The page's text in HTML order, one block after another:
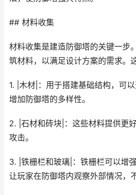
## 材料收集
材料收集是建造防御塔的关键一步
筑材料，以满足设计方案的需求。
1. |木材|：用于搭建基础结构，可以
增加防御塔的多样性。
2. |石材和砖块|：这些材料提供更
攻击。
3. |铁栅栏和玻璃|：铁栅栏可以增
让玩家在防御塔内观察外部情况，